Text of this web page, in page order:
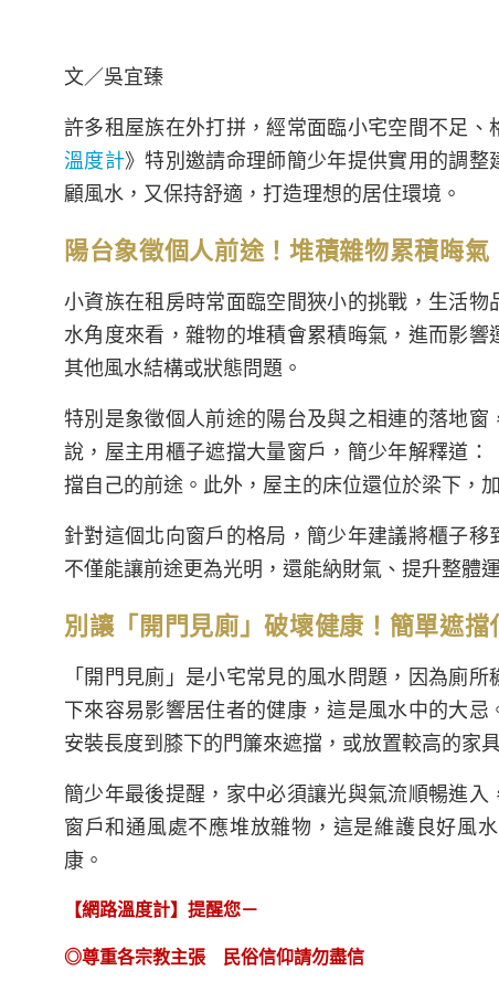
文／吳宜臻
許多租屋族在外打拼，經常面臨小宅空間不足
溫度計》特別邀請命理師簡少年提供實用的調
顧風水，又保持舒適，打造理想的居住環境。
陽台象徵個人前途！堆積雜物累積晦
小資族在租房時常面臨空間狹小的挑戰，生活
水角度來看，雜物的堆積會累積晦氣，進而影
其他風水結構或狀態問題。
特別是象徵個人前途的陽台及與之相連的落地
說，屋主用櫃子遮擋大量窗戶，簡少年解釋道
擋自己的前途。此外，屋主的床位還位於梁下，
針對這個北向窗戶的格局，簡少年建議將櫃子
不僅能讓前途更為光明，還能納財氣、提升整體
別讓「開門見廁」破壞健康！簡單遮擋
「開門見廁」是小宅常見的風水問題，因為廁
下來容易影響居住者的健康，這是風水中的大
安裝長度到膝下的門簾來遮擋，或放置較高的家
簡少年最後提醒，家中必須讓光與氣流順暢進
窗戶和通風處不應堆放雜物，這是維護良好風
康。
【網路溫度計】提醒您－
◎尊重各宗教主張 民俗信仰請勿盡信